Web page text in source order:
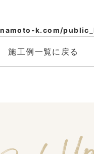
k.com/
施工例一覧に戻る